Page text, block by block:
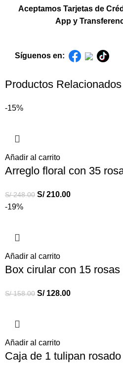
Aceptamos Tarjetas de
App y
Síguenos en:
Productos Relacionados
-15%
Añadir al carrito
Arreglo floral con 35
S/248.00 S/210.00
-19%
Añadir al carrito
Box cirular con 15 rosas
S/158.00 S/128.00
Añadir al carrito
Caja de 1 tulipan rosado